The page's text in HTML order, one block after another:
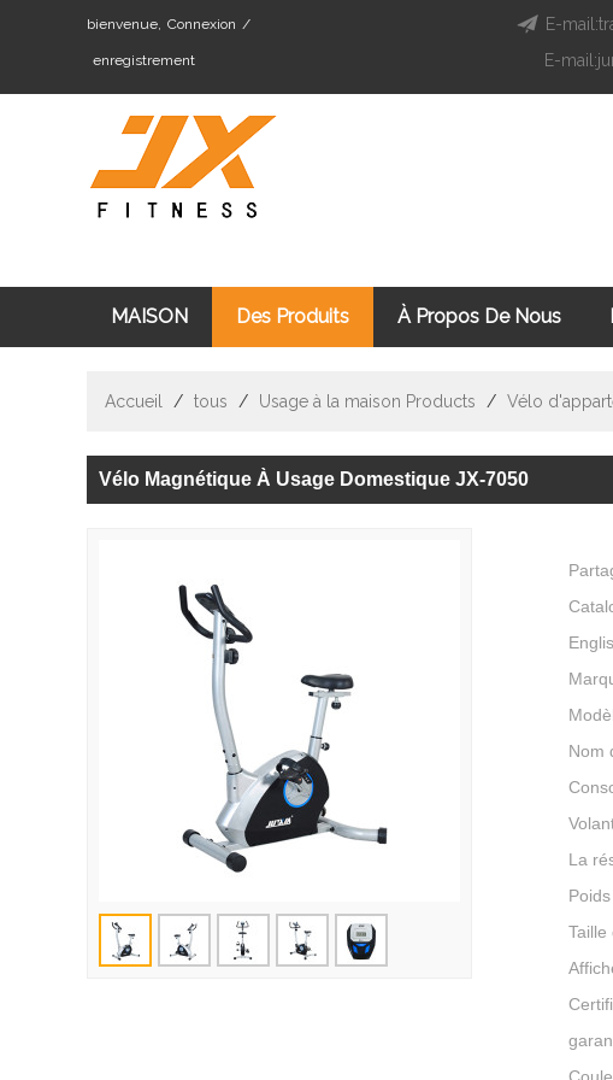
bienvenue, Connexion /
enregistrement
E-
E-
MAISON Des Produits À Propos De Nous
Accueil / tous / Usage à la maison Products / Vélo
Vélo Magnétique À Usage Domestique JX-7050
Nom
La
Taille